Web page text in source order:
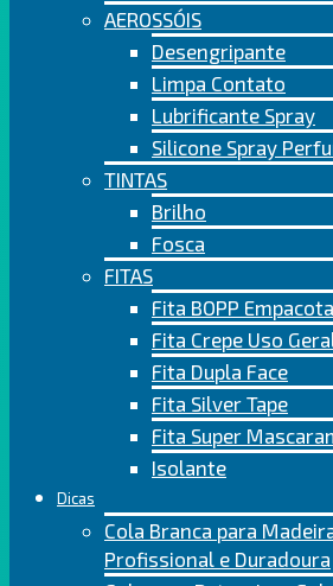
AEROSSÓIS
Desengripante
Limpa Contato
Lubrificante Spray
Silicone Spray
TINTAS
Brilho
Fosca
FITAS
Fita BOPP
Fita Crepe Uso
Fita Dupla Face
Fita Silver Tape
Fita Super
Isolante
Dicas
Cola Branca para
Profissional e Duradoura